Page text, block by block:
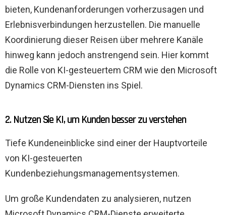
bieten, Kundenanforderungen vorherzusagen und
Erlebnisverbindungen herzustellen. Die manuelle
Koordinierung dieser Reisen über mehrere Kanäle
hinweg kann jedoch anstrengend sein. Hier kommt
die Rolle von KI-gesteuertem CRM wie den Microsoft
Dynamics CRM-Diensten ins Spiel.
2. Nutzen Sie KI, um Kunden besser zu verstehen
Tiefe Kundeneinblicke sind einer der Hauptvorteile
von KI-gesteuerten
Kundenbeziehungsmanagementsystemen.
Um große Kundendaten zu analysieren, nutzen